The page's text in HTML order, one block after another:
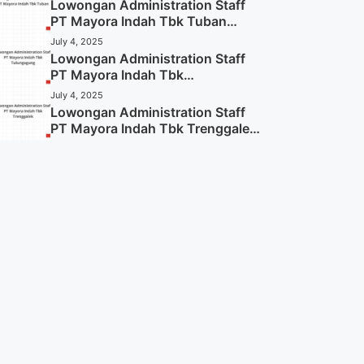
Lowongan Administration Staff
PT Mayora Indah Tbk Tuban
Tahun 2025 (Resmi)
July 4, 2025
Lowongan Administration Staff
PT Mayora Indah Tbk
Tulungagung Tahun 2025 (Lamar
Sekarang)
July 4, 2025
Lowongan Administration Staff
PT Mayora Indah Tbk Trenggalek